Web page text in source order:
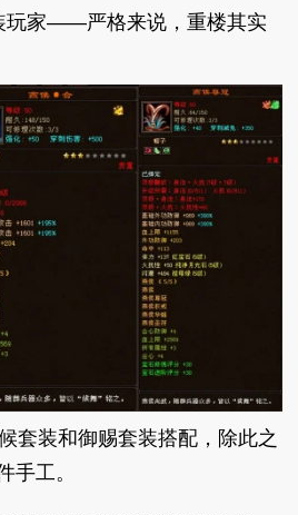
玩家——严格来说，重楼其实
套装和御赐套装搭配，除此之
手工。